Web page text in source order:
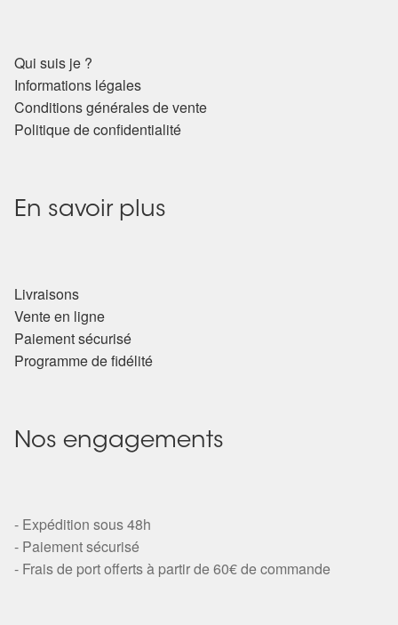
Qui suis je ?
Informations légales
Conditions générales de vente
Politique de confidentialité
En savoir plus
Livraisons
Vente en ligne
Paiement sécurisé
Programme de fidélité
Nos engagements
- Expédition sous 48h
- Paiement sécurisé
- Frais de port offerts à partir de 60€ de commande